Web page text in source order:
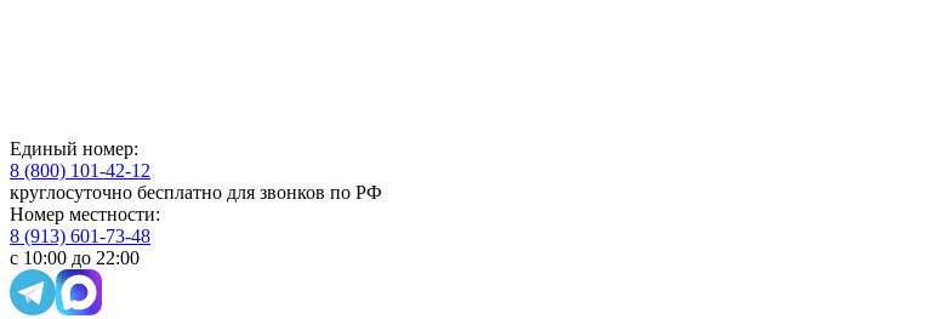
Единый номер:
8 (800) 101-42-12
круглосуточно бесплатно для звонков по РФ
Номер местности:
8 (913) 601-73-48
с 10:00 до 22:00